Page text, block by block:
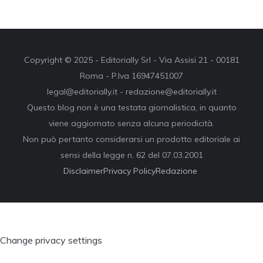
Copyright © 2025 - Editorially Srl - Via Assisi 21 - 00181
Roma - P.Iva 16947451007
legal@editorially.it - redazione@editorially.it
Questo blog non è una testata giornalistica, in quanto
viene aggiornato senza alcuna periodicità.
Non può pertanto considerarsi un prodotto editoriale ai
sensi della legge n. 62 del 07.03.2001
DisclaimerPrivacy PolicyRedazione
Change privacy settings